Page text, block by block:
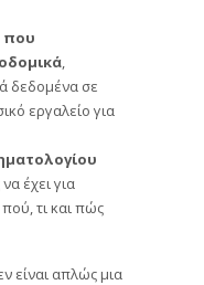
που
δεδομένα σε
εργαλείο για
έχει για
τι και πώς
είναι απλώς μια